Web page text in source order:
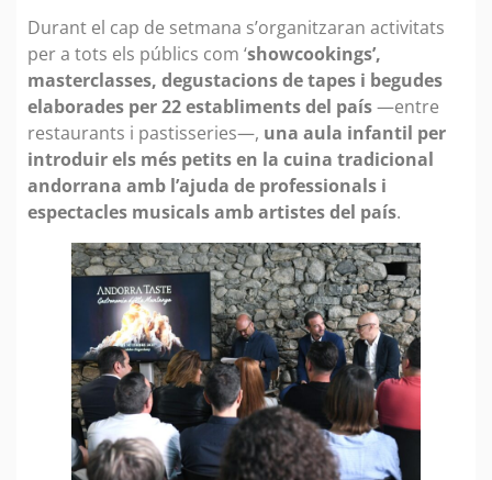
Durant el cap de setmana s’organitzaran activitats
per a tots els públics com ‘showcookings’,
masterclasses, degustacions de tapes i begudes
elaborades per 22 establiments del país—entre
restaurants i pastisseries—, una aula infantil per
introduir els més petits en la cuina tradicional
andorrana amb l’ajuda de professionals i
espectacles musicals amb artistes del país.